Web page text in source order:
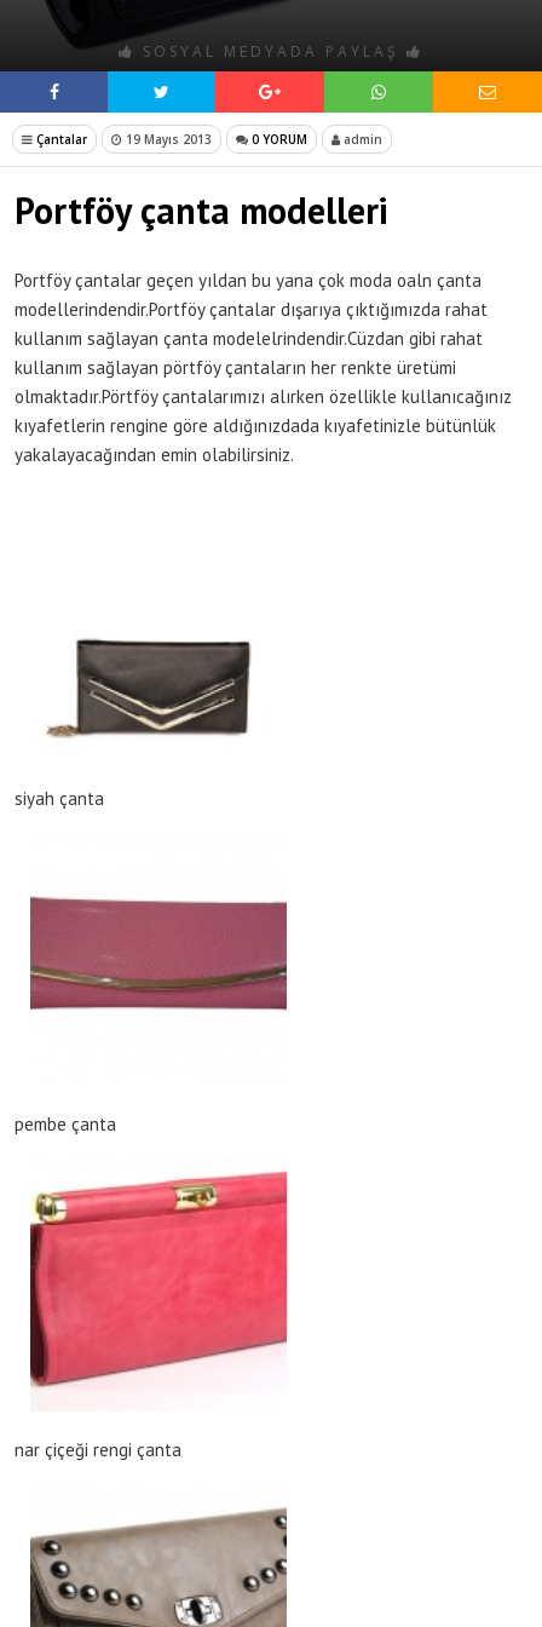
SOSYAL MEDYADA PAYLAŞ
Çantalar 19 Mayıs 2013 0 YORUM admin
Portföy çanta modelleri
Portföy çantalar geçen yıldan bu yana çok moda oaln çanta
modellerindendir.Portföy çantalar dışarıya çıktığımızda rahat
kullanım sağlayan çanta modelelrindendir.Cüzdan gibi rahat
kullanım sağlayan pörtföy çantaların her renkte üretümi
olmaktadır.Pörtföy çantalarımızı alırken özellikle kullanıcağınız
kıyafetlerin rengine göre aldığınızdada kıyafetinizle bütünlük
yakalayacağından emin olabilirsiniz.
siyah çanta
pembe çanta
nar çiçeği rengi çanta